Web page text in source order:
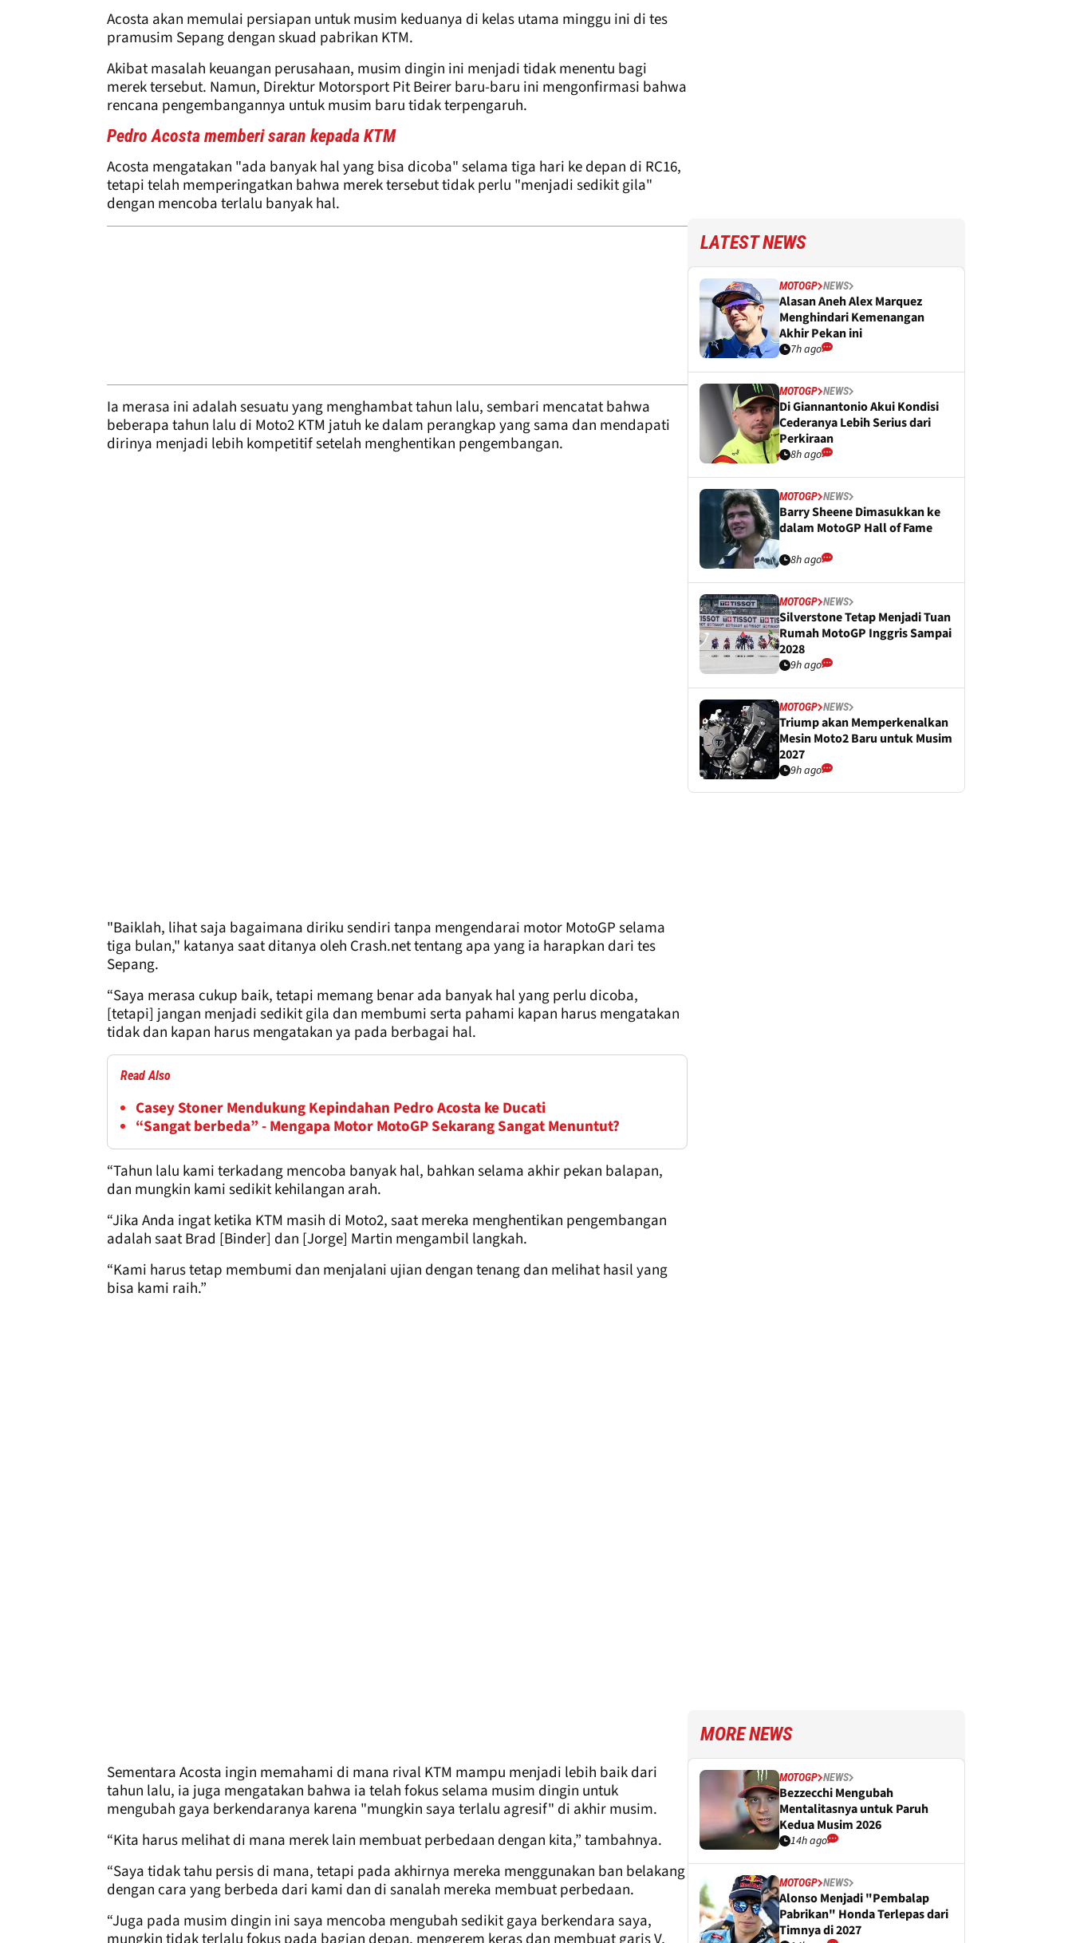
Acosta akan memulai persiapan untuk musim keduanya di kelas utama minggu ini di tes
pramusim Sepang dengan skuad pabrikan KTM.
Akibat masalah keuangan perusahaan, musim dingin ini menjadi tidak menentu bagi
merek tersebut. Namun, Direktur Motorsport Pit Beirer baru-baru ini mengonfirmasi bahwa
rencana pengembangannya untuk musim baru tidak terpengaruh.
Pedro Acosta memberi saran kepada KTM
Acosta mengatakan "ada banyak hal yang bisa dicoba" selama tiga hari ke depan di RC16,
tetapi telah memperingatkan bahwa merek tersebut tidak perlu "menjadi sedikit gila"
dengan mencoba terlalu banyak hal.
Ia merasa ini adalah sesuatu yang menghambat tahun lalu, sembari mencatat bahwa
beberapa tahun lalu di Moto2 KTM jatuh ke dalam perangkap yang sama dan mendapati
dirinya menjadi lebih kompetitif setelah menghentikan pengembangan.
"Baiklah, lihat saja bagaimana diriku sendiri tanpa mengendarai motor MotoGP selama
tiga bulan," katanya saat ditanya oleh Crash.net tentang apa yang ia harapkan dari tes
Sepang.
“Saya merasa cukup baik, tetapi memang benar ada banyak hal yang perlu dicoba,
[tetapi] jangan menjadi sedikit gila dan membumi serta pahami kapan harus mengatakan
tidak dan kapan harus mengatakan ya pada berbagai hal.
Read Also
Casey Stoner Mendukung Kepindahan Pedro Acosta ke Ducati
“Sangat berbeda” - Mengapa Motor MotoGP Sekarang Sangat Menuntut?
“Tahun lalu kami terkadang mencoba banyak hal, bahkan selama akhir pekan balapan,
dan mungkin kami sedikit kehilangan arah.
“Jika Anda ingat ketika KTM masih di Moto2, saat mereka menghentikan pengembangan
adalah saat Brad [Binder] dan [Jorge] Martin mengambil langkah.
“Kami harus tetap membumi dan menjalani ujian dengan tenang dan melihat hasil yang
bisa kami raih.”
Sementara Acosta ingin memahami di mana rival KTM mampu menjadi lebih baik dari
tahun lalu, ia juga mengatakan bahwa ia telah fokus selama musim dingin untuk
mengubah gaya berkendaranya karena "mungkin saya terlalu agresif" di akhir musim.
“Kita harus melihat di mana merek lain membuat perbedaan dengan kita,” tambahnya.
“Saya tidak tahu persis di mana, tetapi pada akhirnya mereka menggunakan ban belakang
dengan cara yang berbeda dari kami dan di sanalah mereka membuat perbedaan.
“Juga pada musim dingin ini saya mencoba mengubah sedikit gaya berkendara saya,
LATEST NEWS
MOTOGP NEWS
Alasan Aneh Alex Marquez
Menghindari Kemenangan
Akhir Pekan ini
7h ago
MOTOGP NEWS
Di Giannantonio Akui Kondisi
Cederanya Lebih Serius dari
Perkiraan
8h ago
MOTOGP NEWS
Barry Sheene Dimasukkan ke
dalam MotoGP Hall of Fame
8h ago
MOTOGP NEWS
Silverstone Tetap Menjadi Tuan
Rumah MotoGP Inggris Sampai
2028
9h ago
MOTOGP NEWS
Triump akan Memperkenalkan
Mesin Moto2 Baru untuk Musim
2027
9h ago
MORE NEWS
MOTOGP NEWS
Bezzecchi Mengubah
Mentalitasnya untuk Paruh
Kedua Musim 2026
14h ago
MOTOGP NEWS
Alonso Menjadi "Pembalap
Pabrikan" Honda Terlepas dari
Timnya di 2027